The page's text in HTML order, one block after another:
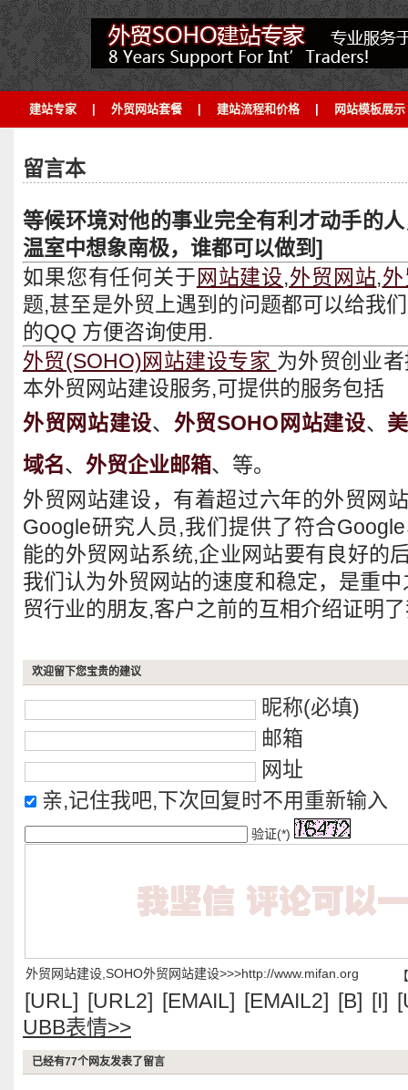
建站专家 外贸网站套餐 建站流程和价格 网站模板展示
留言本
等候环境对他的事业完全有利才动手的
温室中想象南极，谁都可以做到]
如果您有任何关于网站建设,外贸网站,
题,甚至是外贸上遇到的问题都可以给我
的QQ 方便咨询使用.
外贸(SOHO)网站建设专家 为外贸创业
本外贸网站建设服务,可提供的服务包括
外贸网站建设、 外贸SOHO网站建设、
域名、 外贸企业邮箱、等。
外贸网站建设，有着超过六年的外贸网
Google研究人员,我们提供了符合
能的外贸网站系统,企业网站要有良好的
我们认为外贸网站的速度和稳定，是重
贸行业的朋友,客户之前的互相介绍证明
欢迎留下您宝贵的建议
昵称(必填)
邮箱
网址
亲,记住我吧,下次回复时不用重新输入
验证(*)
【
外贸网站建设,SOHO外贸网站建设>>>http://www.mifan.org
[URL] [URL2] [EMAIL] [EMAIL2] [B] [I]
UBB表情>>
已经有77个网友发表了留言